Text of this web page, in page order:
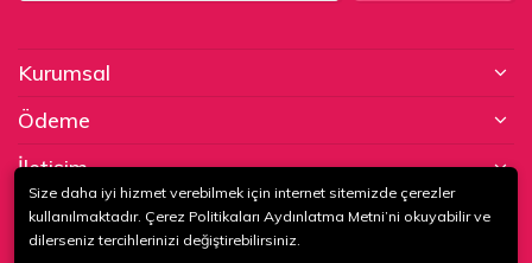
Kurumsal
Ödeme
İletişim
© 2020KAPTAN KUNDURA DERİ MAMÜLLERİ KONF. TİC. VE SAN. LTD.
ŞTİ. Tüm hakları saklıdır.
Size daha iyi hizmet verebilmek için internet sitemizde çerezler
kullanılmaktadır. Çerez Politikaları Aydınlatma Metni’ni okuyabilir ve
dilerseniz tercihlerinizi değiştirebilirsiniz.